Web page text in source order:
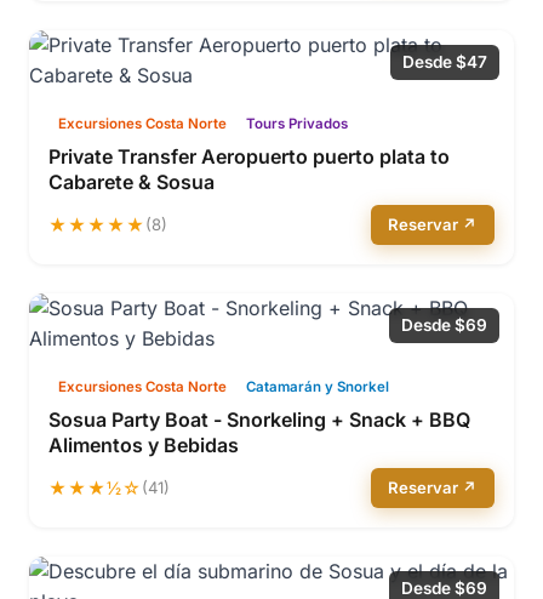
Desde $47
Excursiones Costa Norte Tours Privados
Private Transfer Aeropuerto puerto plata to
Cabarete & Sosua
★★★★★(8) Reservar ↗
Desde $69
Excursiones Costa Norte Catamarán y Snorkel
Sosua Party Boat - Snorkeling + Snack + BBQ
Alimentos y Bebidas
★★★½☆(41) Reservar ↗
Desde $69